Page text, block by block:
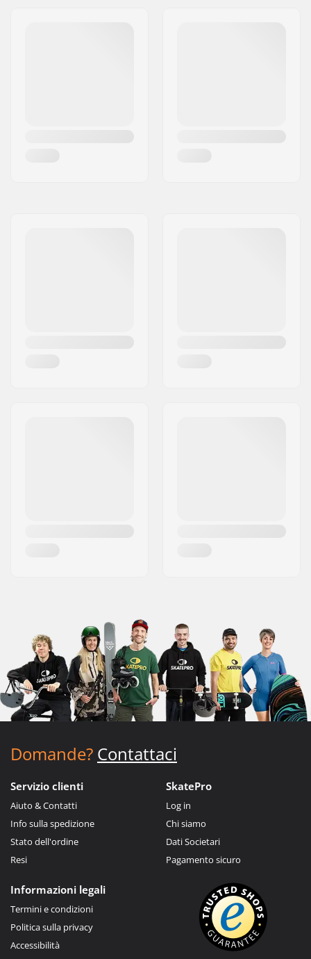
Domande? Contattaci
Servizio clienti
Aiuto & Contatti
Info sulla spedizione
Stato dell'ordine
Resi
SkatePro
Log in
Chi siamo
Dati Societari
Pagamento sicuro
Informazioni legali
Termini e condizioni
Politica sulla privacy
Accessibilità